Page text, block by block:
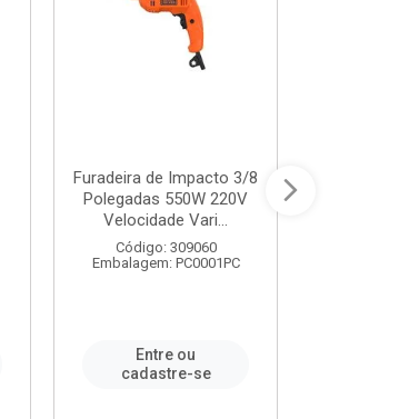
Furadeira de Impacto 3/8
Polegadas 550W 220V
Velocidade Vari...
Código: 309060
Embalagem: PC0001PC
Entre ou
cadastre-se